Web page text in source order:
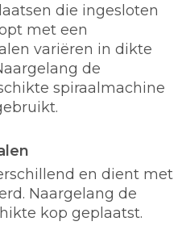
die ingesloten
met een
variëren in dikte
de
spiraalmachine
en dient met
Naargelang de
kop geplaatst.